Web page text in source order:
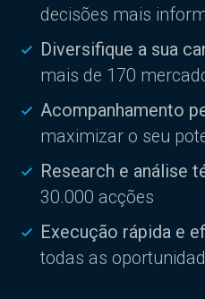
decisões mais
Diversifique a sua
mais de 170
Acompanhamento
maximizar o seu
Research e análise
30.000 acções
Execução rápida e
todas as